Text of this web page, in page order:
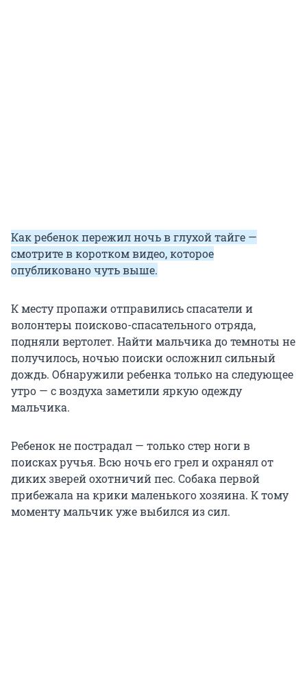
Как ребенок пережил ночь в глухой тайге —
смотрите в коротком видео, которое
опубликовано чуть выше.
К месту пропажи отправились спасатели и
волонтеры поисково-спасательного отряда,
подняли вертолет. Найти мальчика до темноты не
получилось, ночью поиски осложнил сильный
дождь. Обнаружили ребенка только на следующее
утро — с воздуха заметили яркую одежду
мальчика.
Ребенок не пострадал — только стер ноги в
поисках ручья. Всю ночь его грел и охранял от
диких зверей охотничий пес. Собака первой
прибежала на крики маленького хозяина. К тому
моменту мальчик уже выбился из сил.